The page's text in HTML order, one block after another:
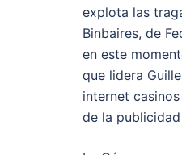
explota las
Binbaires, de
en este
que lidera
internet
de la